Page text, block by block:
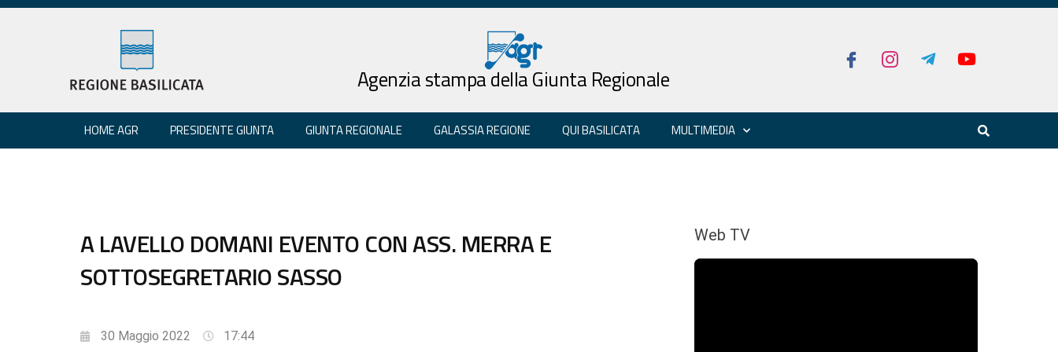
Agenzia stampa della Giunta Regionale
HOME AGR PRESIDENTE GIUNTA GIUNTA REGIONALE GALASSIA REGIONE QUI BASILICATA MULTIMEDIA
A LAVELLO DOMANI EVENTO CON ASS. MERRA E
SOTTOSEGRETARIO SASSO
30 Maggio 2022
17:44
Web TV